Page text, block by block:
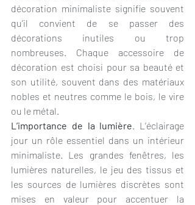
décoration minimaliste signifie souvent
qu’il convient de se passer des
décorations inutiles ou trop
nombreuses. Chaque accessoire de
décoration est choisi pour sa beauté et
son utilité, souvent dans des matériaux
nobles et neutres comme le bois, le vire
ou le métal.
L’importance de la lumière. L’éclairage
jour un rôle essentiel dans un intérieur
minimaliste. Les grandes fenêtres, les
lumières naturelles, le jeu des tissus et
les sources de lumières discrètes sont
mises en valeur pour accentuer la